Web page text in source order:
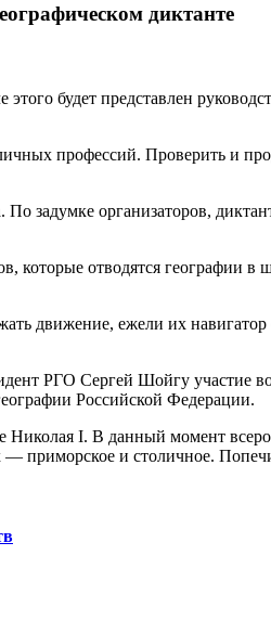
диктанте
этого будет представлен
профессий. Проверить и
задумке организаторов,
которые отводятся
движение, ежели их
РГО Сергей Шойгу участие
Российской Федерации.
I. В данный момент
и столичное.